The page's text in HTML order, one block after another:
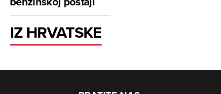
IZ HRVATSKE